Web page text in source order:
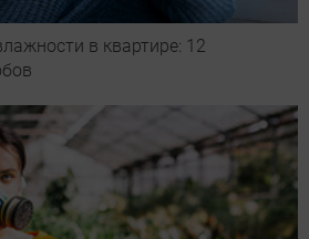
в квартире: 12